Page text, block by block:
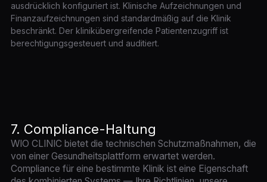
ausdrücklich konfiguriert ist. Klinische Aufzeichnungen und
Finanzaufzeichnungen sind standardmäßig auf die Klinik
beschränkt. Der klinikübergreifende Patientenzugriff ist
berechtigungsgesteuert und auditiert.
7. Compliance-Haltung
WIO CLINIC bietet die technischen Schutzmaßnahmen, die
von einer Gesundheitsplattform erwartet werden.
Compliance für eine bestimmte Klinik ist eine Eigenschaft